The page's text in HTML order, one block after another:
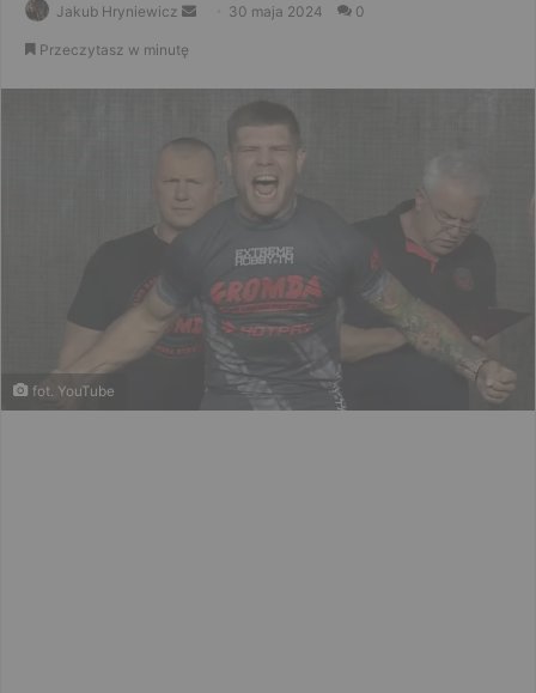
Jakub Hryniewicz
Send 30 maja 2024 0
Przeczytasz w minutę
fot. YouTube